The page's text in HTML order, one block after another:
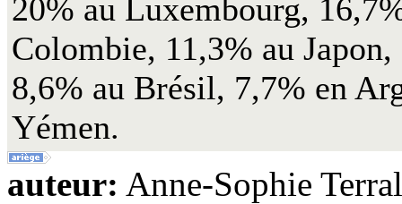
20% au Luxembourg,
Colombie, 11,3% au
8,6% au Brésil, 7,7% en
Yémen.
auteur: Anne-Sophie